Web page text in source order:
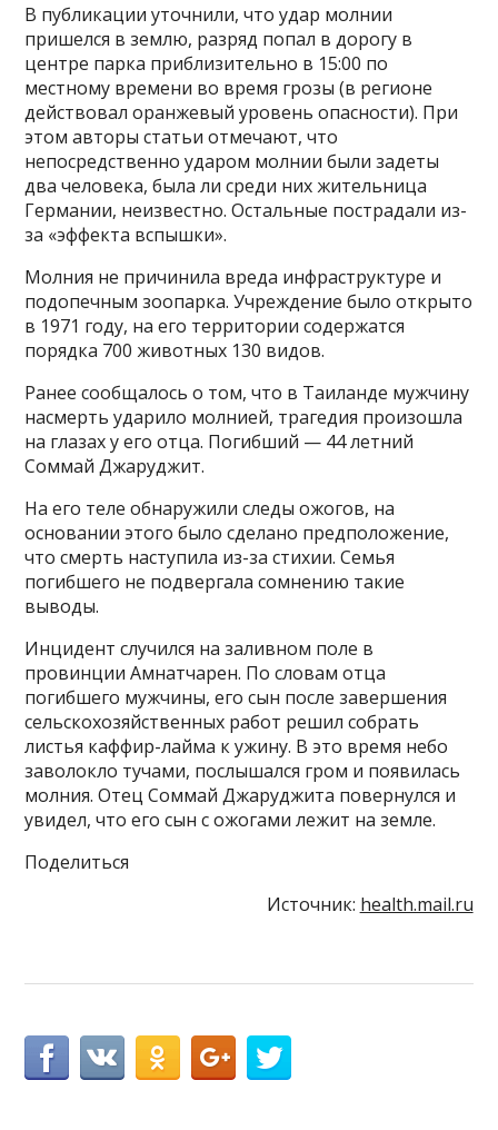
В публикации уточнили, что удар молнии
пришелся в землю, разряд попал в дорогу в
центре парка приблизительно в 15:00 по
местному времени во время грозы (в регионе
действовал оранжевый уровень опасности). При
этом авторы статьи отмечают, что
непосредственно ударом молнии были задеты
два человека, была ли среди них жительница
Германии, неизвестно. Остальные пострадали из-
за «эффекта вспышки».
Молния не причинила вреда инфраструктуре и
подопечным зоопарка. Учреждение было открыто
в 1971 году, на его территории содержатся
порядка 700 животных 130 видов.
Ранее сообщалось о том, что в Таиланде мужчину
насмерть ударило молнией, трагедия произошла
на глазах у его отца. Погибший — 44 летний
Соммай Джаруджит.
На его теле обнаружили следы ожогов, на
основании этого было сделано предположение,
что смерть наступила из-за стихии. Семья
погибшего не подвергала сомнению такие
выводы.
Инцидент случился на заливном поле в
провинции Амнатчарен. По словам отца
погибшего мужчины, его сын после завершения
сельскохозяйственных работ решил собрать
листья каффир-лайма к ужину. В это время небо
заволокло тучами, послышался гром и появилась
молния. Отец Соммай Джаруджита повернулся и
увидел, что его сын с ожогами лежит на земле.
Поделиться
Источник: health.mail.ru